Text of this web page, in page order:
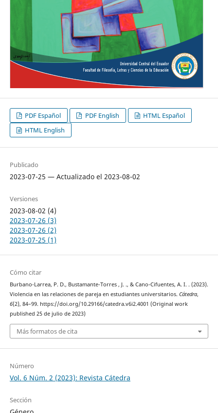
PDF Español PDF English
HTML Español
HTML English
Publicado
2023-07-25 — Actualizado el 2023-08-02
Versiones
2023-08-02 (4)
2023-07-26 (3)
2023-07-26 (2)
2023-07-25 (1)
Cómo citar
Burbano-Larrea, P. D., Bustamante-Torres , J. ., & Cano-Cifuentes, A. I. . (2023).
Violencia en las relaciones de pareja en estudiantes universitarios. Cátedra,
6(2), 84–99. https://doi.org/10.29166/catedra.v6i2.4001 (Original work
published 25 de julio de 2023)
Más formatos de cita
Número
Vol. 6 Núm. 2 (2023): Revista Cátedra
Sección